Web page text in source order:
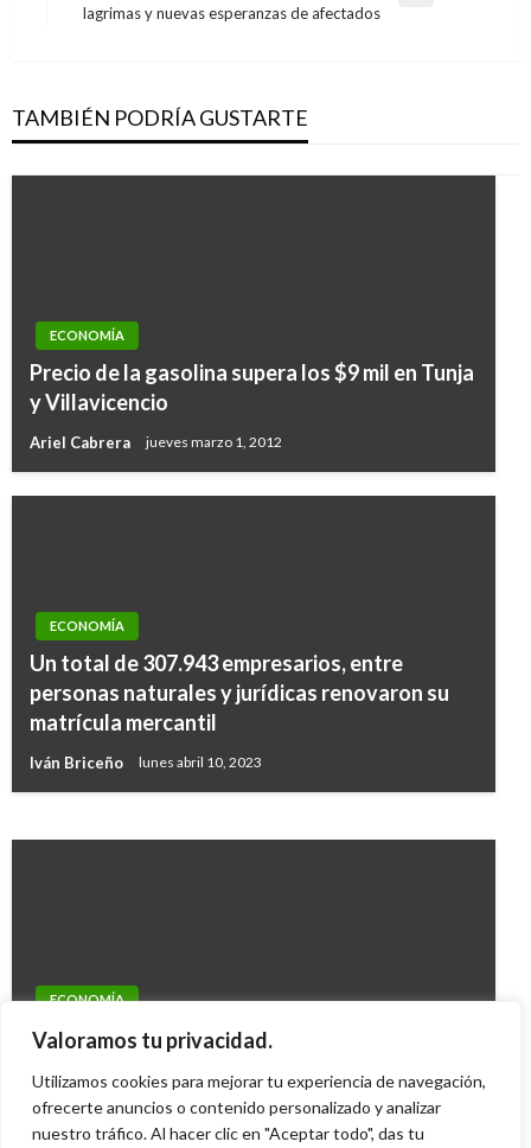
Valoramos tu privacidad.
Utilizamos cookies para mejorar tu experiencia de navegación,
ofrecerte anuncios o contenido personalizado y analizar
nuestro tráfico. Al hacer clic en "Aceptar todo", das tu
siguiente
lagrimas y nuevas esperanzas de afectados
TAMBIÉN PODRÍA GUSTARTE
ECONOMÍA
Precio de la gasolina supera los $9 mil en Tunja
y Villavicencio
Ariel Cabrera jueves marzo 1, 2012
ECONOMÍA
Un total de 307.943 empresarios, entre
personas naturales y jurídicas renovaron su
matrícula mercantil
Iván Briceño lunes abril 10, 2023
Andi alerta sobre ingreso a Colombia de más
de 23 mil toneladas de acero chino sin
ECONOMÍA
Gobierno reportó exitosa colocación de $300
Iván Briceño miércoles junio 26, 2013